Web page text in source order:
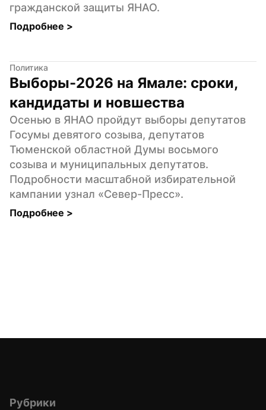
гражданской защиты ЯНАО.
Подробнее >
Политика
Выборы-2026 на Ямале: сроки,
кандидаты и новшества
Осенью в ЯНАО пройдут выборы депутатов
Госумы девятого созыва, депутатов
Тюменской областной Думы восьмого
созыва и муниципальных депутатов.
Подробности масштабной избирательной
кампании узнал «Север-Пресс».
Подробнее >
Рубрики